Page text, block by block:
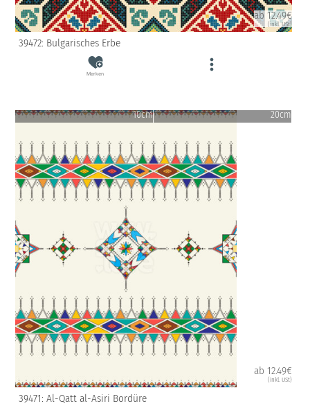
ab 12.49€
(inkl. USt)
39472: Bulgarisches Erbe
Merken
10cm 20cm
ab 12.49€
(inkl. USt)
39471: Al-Qatt al-Asiri Bordüre